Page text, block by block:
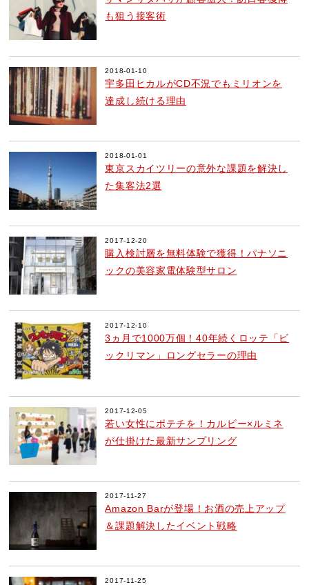
も狙う接客術
2018-01-10
宇多田ヒカルがCD不況でもミリオンを
達成し続ける理由
2018-01-01
東京スカイツリーの意外な課題を解決し
た集客法2選
2017-12-20
購入検討層を無料体験で獲得！パナソニ
ックの美容家電体験型サロン
2017-12-10
3ヵ月で1000万個！40年続くロッテ「ビ
ックリマン」ロングセラーの理由
2017-12-05
若い女性にポテチを！カルビー×ルミネ
が仕掛けた最新サンプリング
2017-11-27
Amazon Barが登場！お酒の売上アップ
＆課題解決したイベント戦略
2017-11-25